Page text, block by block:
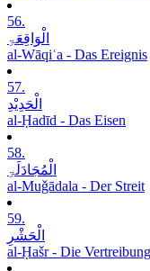
56.
الْوَاقِعَۃِ
al-Wāqiʿa - Das Ereignis
57.
الْحَدِیْدِ
al-Ḥadīd - Das Eisen
58.
الْمُجَادَلَۃِ
al-Muǧādala - Der Streit
59.
الْحَشْرِ
al-Ḥašr - Die Vertreibung